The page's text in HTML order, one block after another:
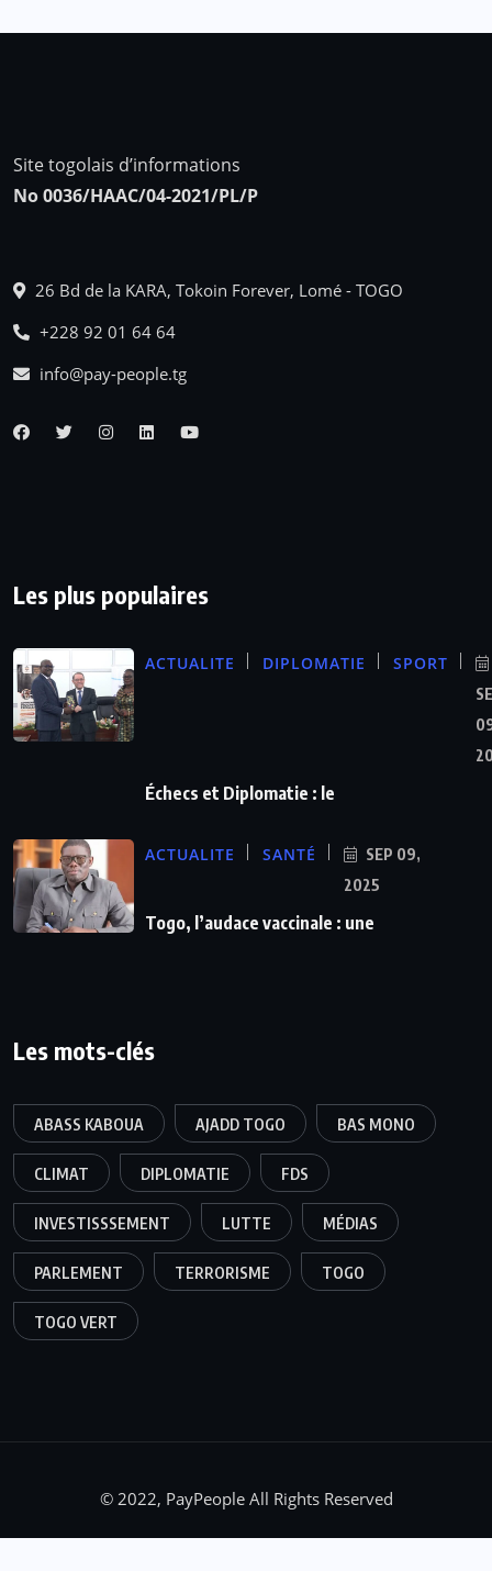
Site togolais d’informations
No 0036/HAAC/04-2021/PL/P
26 Bd de la KARA, Tokoin Forever, Lomé - TOGO
+228 92 01 64 64
info@pay-people.tg
Les plus populaires
ACTUALITE DIPLOMATIE SPORT
Échecs et Diplomatie : le
ACTUALITE SANTÉ
SEP 09,
2025
Togo, l’audace vaccinale : une
Les mots-clés
ABASS KABOUA AJADD TOGO BAS MONO
CLIMAT DIPLOMATIE FDS
INVESTISSSEMENT LUTTE MÉDIAS
PARLEMENT TERRORISME TOGO
TOGO VERT
© 2022, PayPeople All Rights Reserved